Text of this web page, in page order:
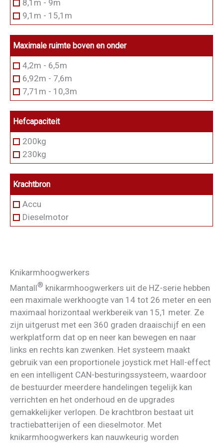
8,1m - 9m
9,1m - 15,1m
Maximale ruimte boven en onder
4,2m - 6,5m
6,92m - 7,6m
7,71m - 10,3m
Hefcapaciteit
200kg
230kg
Krachtbron
Accu
Dieselmotor
Knikarmhoogwerkers
Mantall® knikarmhoogwerkers uit de HZ-serie hebben
een maximale werkhoogte van 14 tot 26 meter en een
maximaal horizontaal werkbereik van 15,1 meter. Ze
zijn uitgerust met een 360 graden draaischijf en een
werkplatform dat op en neer kan bewegen en naar
links en rechts kan zwenken. Het systeem maakt
gebruik van een proportionele joystick met Hall-effect
en een intelligent CAN-besturingssysteem, waardoor
de bestuurder meerdere handelingen tegelijk kan
verrichten en het onderhoud en de upgrades
gemakkelijker verlopen. De krachtbron bestaat uit
tractiebatterijen of een dieselmotor. Met
knikarmhoogwerkers kan nauwkeurig worden